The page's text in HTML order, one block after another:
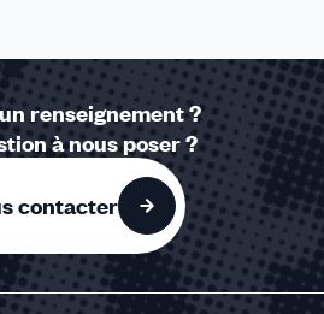
renseignement ?
à nous poser ?
contacter